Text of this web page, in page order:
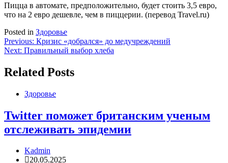
Пицца в автомате, предположительно, будет стоить 3,5 евро,
что на 2 евро дешевле, чем в пиццерии. (перевод Travel.ru)
Posted in Здоровье
Навигация
по
записям
Previous: Кризис «добрался» до медучреждений
Next: Правильный выбор хлеба
Related Posts
Здоровье
Twitter поможет британским ученым
отслеживать эпидемии
Kadmin
20.05.2025